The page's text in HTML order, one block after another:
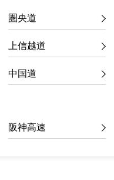
圏央道
上信越道
中国道
阪神高速